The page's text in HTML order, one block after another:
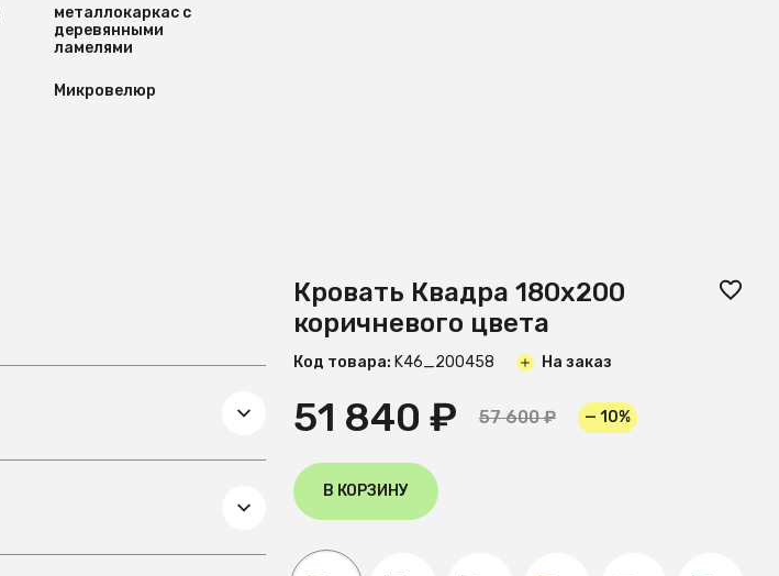
металлокаркас с
деревянными
ламелями
Микровелюр
Кровать Квадра 180х200
коричневого цвета
Код товара: K46_200458 На заказ
51 840 ₽ 57 600 ₽ — 10%
В КОРЗИНУ